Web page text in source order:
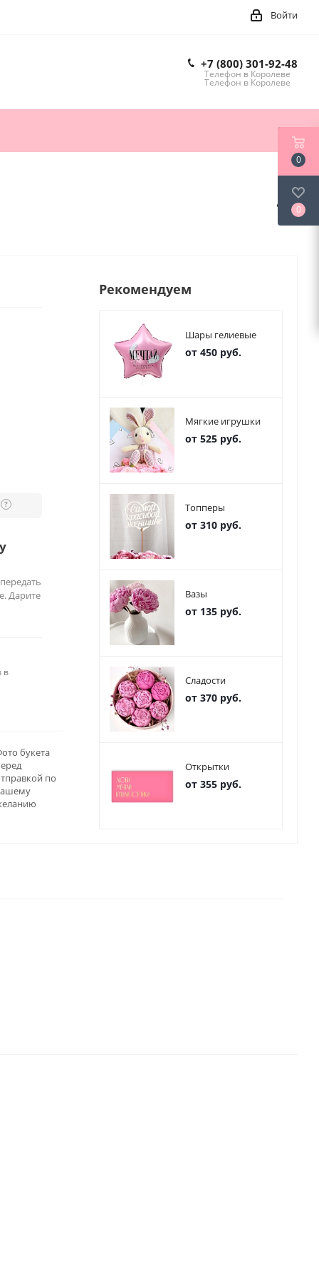
Войти
+7 (800) 301-92-48
Телефон в Королеве
Телефон в Королеве
?
Дарите
в
букета
по
Рекомендуем
Шары гелиевые
от 450 руб.
Мягкие игрушки
от 525 руб.
Топперы
от 310 руб.
Вазы
от 135 руб.
Сладости
от 370 руб.
Открытки
от 355 руб.
0
0